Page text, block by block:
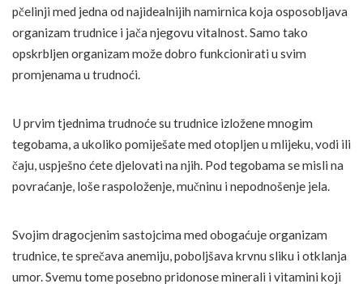
pčelinji med jedna od najidealnijih namirnica koja osposobljava
organizam trudnice i jača njegovu vitalnost. Samo tako
opskrbljen organizam može dobro funkcionirati u svim
promjenama u trudnoći.
U prvim tjednima trudnoće su trudnice izložene mnogim
tegobama, a ukoliko pomiješate med otopljen u mlijeku, vodi ili
čaju, uspješno ćete djelovati na njih. Pod tegobama se misli na
povraćanje, loše raspoloženje, mučninu i nepodnošenje jela.
Svojim dragocjenim sastojcima med obogaćuje organizam
trudnice, te sprečava anemiju, poboljšava krvnu sliku i otklanja
umor. Svemu tome posebno pridonose minerali i vitamini koji